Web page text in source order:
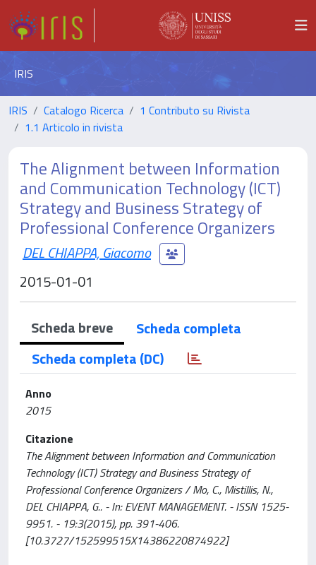
IRIS
IRIS Catalogo Ricerca
1 Contributo su Rivista
1.1 Articolo in rivista
The Alignment between Information
and Communication Technology (ICT)
Strategy and Business Strategy of
Professional Conference Organizers
DEL CHIAPPA, Giacomo
2015-01-01
Scheda breve
Scheda completa
Scheda completa (DC)
Anno
2015
Citazione
The Alignment between Information and Communication
Technology (ICT) Strategy and Business Strategy of
Professional Conference Organizers / Mo, C., Mistillis, N.,
DEL CHIAPPA, G.. - In: EVENT MANAGEMENT. - ISSN 1525-
9951. - 19:3(2015), pp. 391-406.
[10.3727/152599515X14386220874922]